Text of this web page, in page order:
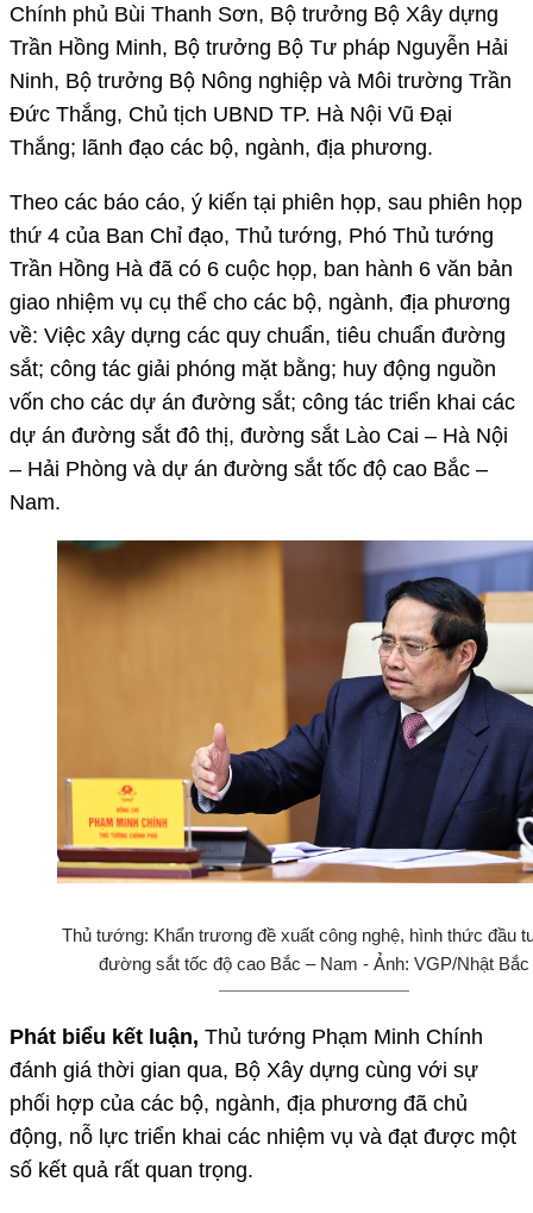
Chính phủ Bùi Thanh Sơn, Bộ trưởng Bộ Xây dựng
Trần Hồng Minh, Bộ trưởng Bộ Tư pháp Nguyễn Hải
Ninh, Bộ trưởng Bộ Nông nghiệp và Môi trường Trần
Đức Thắng, Chủ tịch UBND TP. Hà Nội Vũ Đại
Thắng; lãnh đạo các bộ, ngành, địa phương.
Theo các báo cáo, ý kiến tại phiên họp, sau phiên họp
thứ 4 của Ban Chỉ đạo, Thủ tướng, Phó Thủ tướng
Trần Hồng Hà đã có 6 cuộc họp, ban hành 6 văn bản
giao nhiệm vụ cụ thể cho các bộ, ngành, địa phương
về: Việc xây dựng các quy chuẩn, tiêu chuẩn đường
sắt; công tác giải phóng mặt bằng; huy động nguồn
vốn cho các dự án đường sắt; công tác triển khai các
dự án đường sắt đô thị, đường sắt Lào Cai – Hà Nội
– Hải Phòng và dự án đường sắt tốc độ cao Bắc –
Nam.
Thủ tướng: Khẩn trương đề xuất công nghệ, hình thức đầu
đường sắt tốc độ cao Bắc – Nam - Ảnh: VGP/Nhật Bắc
Phát biểu kết luận, Thủ tướng Phạm Minh Chính
đánh giá thời gian qua, Bộ Xây dựng cùng với sự
phối hợp của các bộ, ngành, địa phương đã chủ
động, nỗ lực triển khai các nhiệm vụ và đạt được một
số kết quả rất quan trọng.